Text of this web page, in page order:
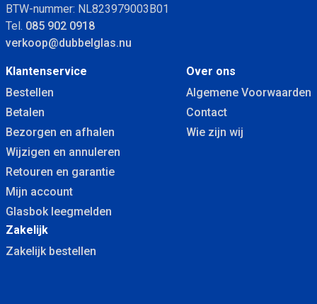
BTW-nummer: NL823979003B01
Tel. 085 902 0918
verkoop@dubbelglas.nu
Klantenservice
Bestellen
Betalen
Bezorgen en afhalen
Wijzigen en annuleren
Retouren en garantie
Mijn account
Glasbok leegmelden
Over ons
Algemene Voorwaarden
Contact
Wie zijn wij
Zakelijk
Zakelijk bestellen